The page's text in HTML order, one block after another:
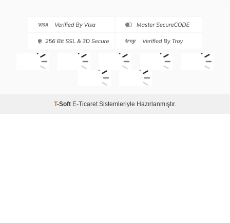
T-Soft E-Ticaret Sistemleriyle Hazırlanmıştır.